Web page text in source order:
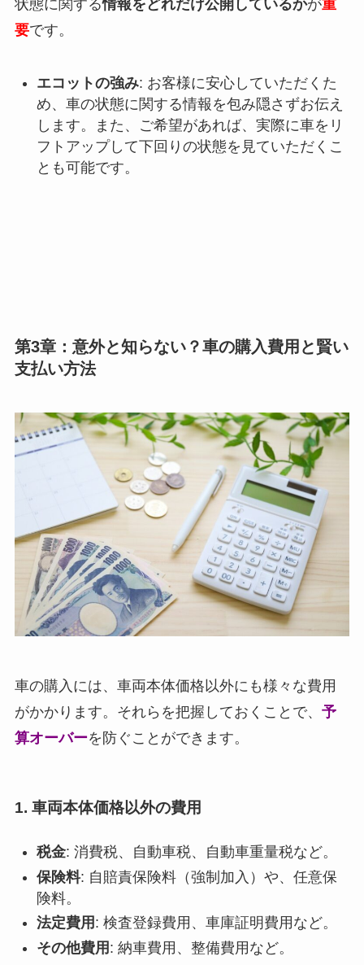
状態に関する情報をどれだけ公開しているかが重
要です。
エコットの強み: お客様に安心していただくた
め、車の状態に関する情報を包み隠さずお伝え
します。また、ご希望があれば、実際に車をリ
フトアップして下回りの状態を見ていただくこ
とも可能です。
第3章：意外と知らない？車の購入費用と賢い
支払い方法
車の購入には、車両本体価格以外にも様々な費用
がかかります。それらを把握しておくことで、 予
算オーバーを防ぐことができます。
1. 車両本体価格以外の費用
税金: 消費税、自動車税、自動車重量税など。
保険料: 自賠責保険料（強制加入）や、任意保
険料。
法定費用 : 検査登録費用、車庫証明費用など。
その他費用 : 納車費用、整備費用など。